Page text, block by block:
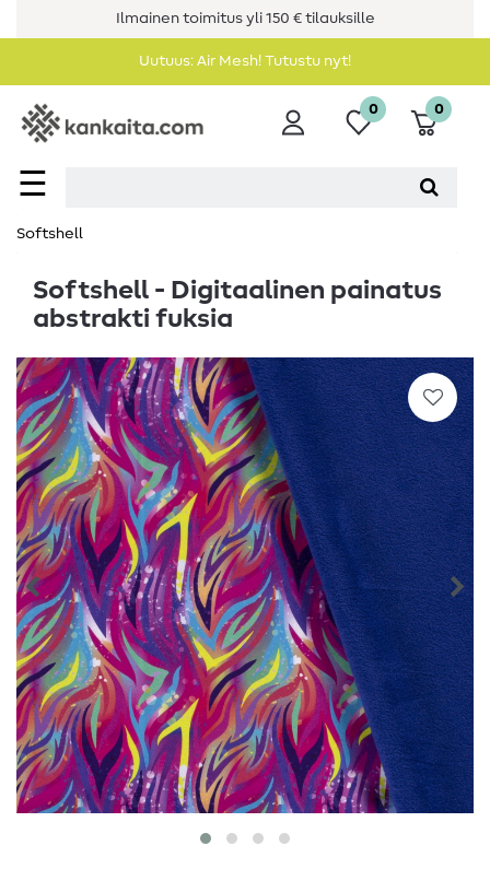
Ilmainen toimitus yli 150 € tilauksille
Uutuus: Air Mesh! Tutustu nyt!
☰
0 0
Softshell
Softshell - Digitaalinen painatus
abstrakti fuksia